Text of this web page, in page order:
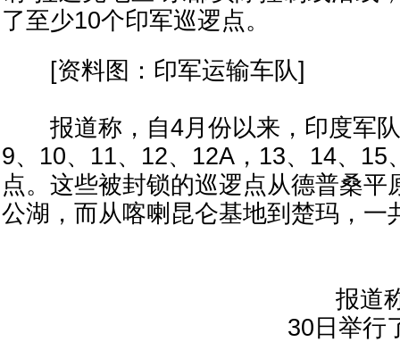
了至少10个印军巡逻点。
[资料图：印军运输车队]
报道称，自4月份以来，印度军队
9、10、11、12、12A，13、14、15
点。这些被封锁的巡逻点从德普桑平
公湖，而从喀喇昆仑基地到楚玛，
报道称
30日举行